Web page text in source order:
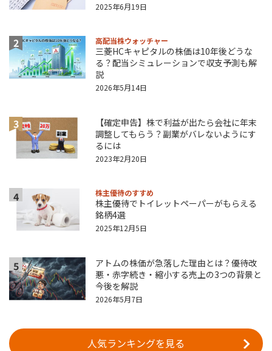
2025年6月19日
2 高配当株ウォッチャー
三菱HCキャピタルの株価は10年後どうな
る？配当シミュレーションで収支予測も解
説
2026年5月14日
3
【確定申告】株で利益が出たら会社に年末
調整してもらう？副業がバレないようにす
るには
2023年2月20日
4 株主優待のすすめ
株主優待でトイレットペーパーがもらえる
銘柄4選
2025年12月5日
5
アトムの株価が急落した理由とは？優待改
悪・赤字続き・縮小する売上の3つの背景と
今後を解説
2026年5月7日
人気ランキングを見る